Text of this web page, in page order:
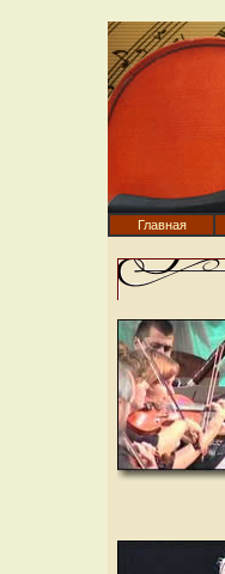
Главная